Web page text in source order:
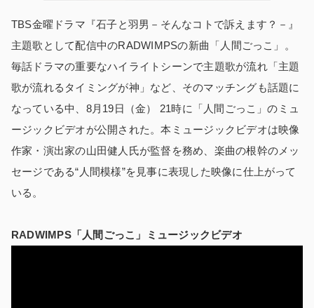
TBS金曜ドラマ『石子と羽男－そんなコトで訴えます？－』
主題歌として配信中のRADWIMPSの新曲「人間ごっこ」。
毎話ドラマの重要なハイライトシーンで主題歌が流れ「主題
歌が流れるタイミングが神」など、そのマッチングも話題に
なっている中、8月19日（金） 21時に「人間ごっこ」のミュ
ージックビデオが公開された。本ミュージックビデオは映像
作家・演出家の山田健人氏が監督を務め、楽曲の根幹のメッ
セージである“人間模様”を見事に表現した映像に仕上がって
いる。
RADWIMPS「人間ごっこ」ミュージックビデオ